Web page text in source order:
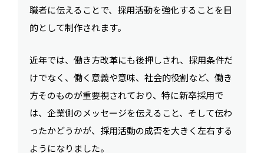
職者に伝えることで、採用活動を強化することを目
的として制作されます。
近年では、働き方改革にも後押しされ、採用条件だ
けでなく、働く意義や意味、社会的役割など、働き
方そのものが重要視されており、特に新卒採用で
は、企業側のメッセージを伝えること、そして伝わ
ったかどうかが、採用活動の成否を大きく左右する
ようになりました。